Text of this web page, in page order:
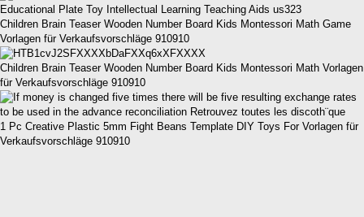
Children Brain Teaser Wooden Number Board Kids Montessori Math Game
Vorlagen für Verkaufsvorschläge 910910
Children Brain Teaser Wooden Number Board Kids Montessori Math Vorlagen
für Verkaufsvorschläge 910910
1 Pc Creative Plastic 5mm Fight Beans Template DIY Toys For Vorlagen für
Verkaufsvorschläge 910910